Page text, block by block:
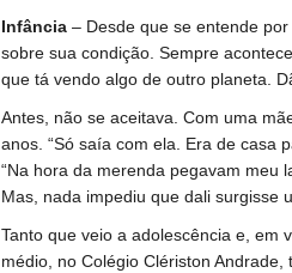
Infância – Desde que se entende
sobre sua condição. Sempre
que tá vendo algo de outro planeta.
Antes, não se aceitava. Com uma
anos. “Só saía com ela. Era de casa
“Na hora da merenda pegavam meu
Mas, nada impediu que dali surgisse
Tanto que veio a adolescência e, em
médio, no Colégio Clériston